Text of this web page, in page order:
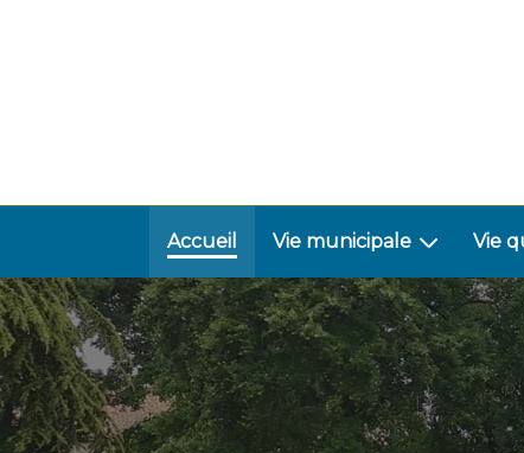
Accueil Vie municipale Vie